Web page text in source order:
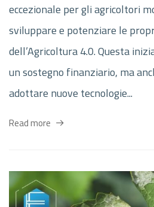
eccezionale per gli agricoltori
sviluppare e potenziare le
dell’Agricoltura 4.0. Questa
un sostegno finanziario, ma
adottare nuove tecnologie...
Read more